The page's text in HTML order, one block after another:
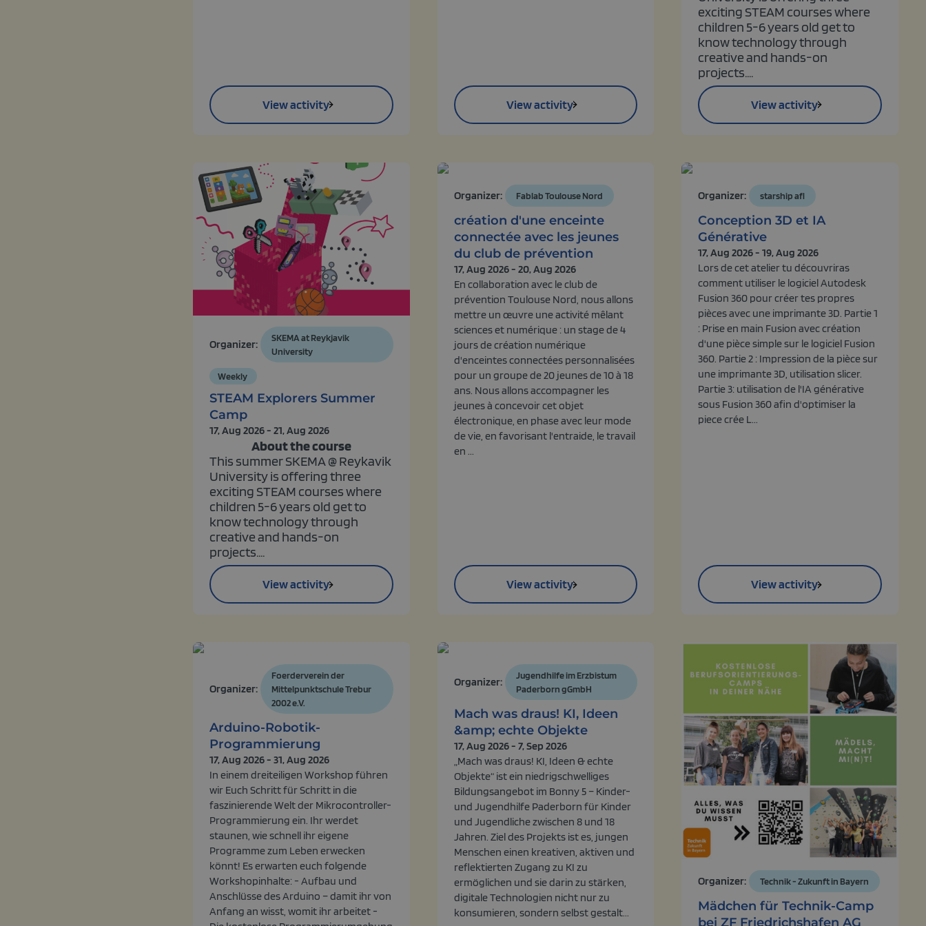
View activity View activity
exciting STEAM courses where
children 5-6 years old get to
know technology through
creative and hands-on
projects....
View activity
Organizer:
SKEMA at Reykjavik
University
Weekly
STEAM Explorers Summer
Camp
17, Aug 2026 - 21, Aug 2026
About the course
This summer SKEMA @ Reykavik
University is offering three
exciting STEAM courses where
children 5-6 years old get to
know technology through
creative and hands-on
projects....
View activity
Organizer: Fablab Toulouse Nord
création d'une enceinte
connectée avec les jeunes
du club de prévention
17, Aug 2026 - 20, Aug 2026
En collaboration avec le club de
prévention Toulouse Nord, nous allons
mettre un œuvre une activité mêlant
sciences et numérique : un stage de 4
jours de création numérique
d'enceintes connectées personnalisées
pour un groupe de 20 jeunes de 10 à 18
ans. Nous allons accompagner les
jeunes à concevoir cet objet
électronique, en phase avec leur mode
de vie, en favorisant l'entraide, le travail
en ...
View activity
Organizer: starship afl
Conception 3D et IA
Générative
17, Aug 2026 - 19, Aug 2026
Lors de cet atelier tu découvriras
comment utiliser le logiciel Autodesk
Fusion 360 pour créer tes propres
pièces avec une imprimante 3D. Partie 1
: Prise en main Fusion avec création
d'une pièce simple sur le logiciel Fusion
360. Partie 2 : Impression de la pièce sur
une imprimante 3D, utilisation slicer.
Partie 3: utilisation de l'IA générative
sous Fusion 360 afin d'optimiser la
piece crée L...
View activity
Organizer:
Foerderverein der
Mittelpunktschule Trebur
2002 e.V.
Arduino-Robotik-
Programmierung
17, Aug 2026 - 31, Aug 2026
In einem dreiteiligen Workshop führen
wir Euch Schritt für Schritt in die
faszinierende Welt der Mikrocontroller-
Programmierung ein. Ihr werdet
staunen, wie schnell ihr eigene
Programme zum Leben erwecken
könnt! Es erwarten euch folgende
Workshopinhalte: - Aufbau und
Anschlüsse des Arduino – damit ihr von
Anfang an wisst, womit ihr arbeitet -
Organizer:
Jugendhilfe im Erzbistum
Paderborn gGmbH
Mach was draus! KI, Ideen
&amp; echte Objekte
17, Aug 2026 - 7, Sep 2026
„Mach was draus! KI, Ideen & echte
Objekte“ ist ein niedrigschwelliges
Bildungsangebot im Bonny 5 – Kinder-
und Jugendhilfe Paderborn für Kinder
und Jugendliche zwischen 8 und 18
Jahren. Ziel des Projekts ist es, jungen
Menschen einen kreativen, aktiven und
reflektierten Zugang zu KI zu
ermöglichen und sie darin zu stärken,
digitale Technologien nicht nur zu
konsumieren, sondern selbst gestalt...
Organizer: Technik - Zukunft in Bayern
Mädchen für Technik-Camp
bei ZF Friedrichshafen AG